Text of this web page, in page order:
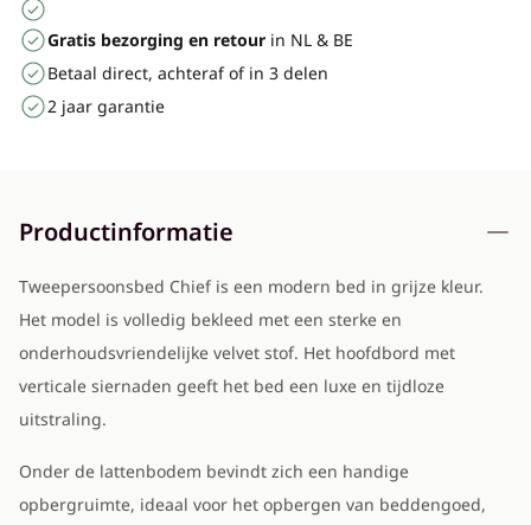
Gratis bezorging en retour in NL & BE
Betaal direct, achteraf of in 3 delen
2 jaar garantie
Productinformatie
Tweepersoonsbed Chief is een modern bed in grijze kleur.
Het model is volledig bekleed met een sterke en
onderhoudsvriendelijke velvet stof. Het hoofdbord met
verticale siernaden geeft het bed een luxe en tijdloze
uitstraling.
Onder de lattenbodem bevindt zich een handige
opbergruimte, ideaal voor het opbergen van beddengoed,